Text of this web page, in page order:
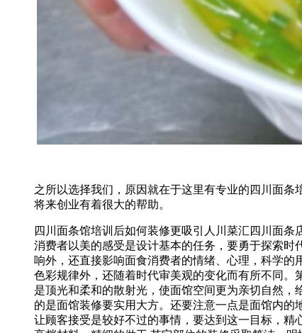
之所以选择我们，原因就在于这里有专业的四川面
将来创业有着很大的帮助。
四川面条馆培训后如何装修更吸引人川菜汇四川面
消费者以美的感受是设计基本的任务，要勇于探索
响外，还直接影响面食消费者的情绪、心理，科学
色彩规律外，还随着时代审美观的变化而有所不同
是顶光和柔和的散射光，使面馆空间更为亲切自然
的是面馆装修要实用大方。还要注意一点是面馆内
让顾客接受是较好不过的事情，要达到这一目标，